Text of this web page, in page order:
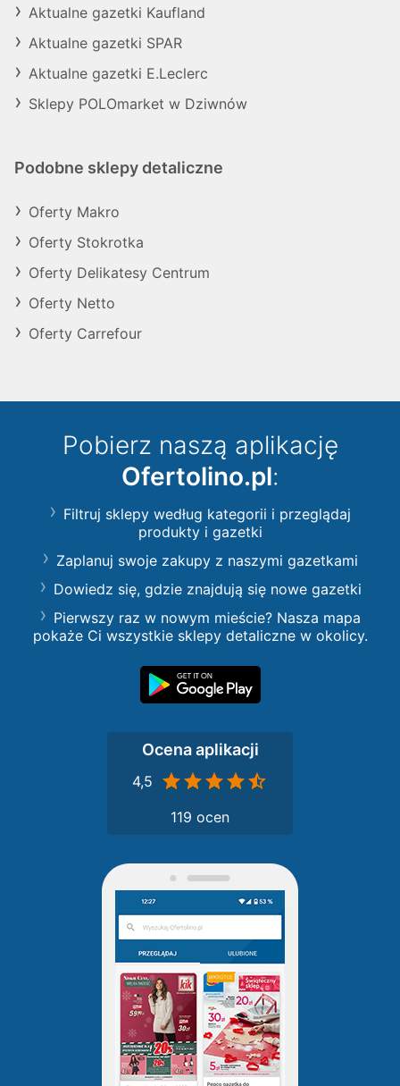
Aktualne gazetki Kaufland
Aktualne gazetki SPAR
Aktualne gazetki E.Leclerc
Sklepy POLOmarket w Dziwnów
Podobne sklepy detaliczne
Oferty Makro
Oferty Stokrotka
Oferty Delikatesy Centrum
Oferty Netto
Oferty Carrefour
Pobierz naszą aplikację
Ofertolino.pl:
Filtruj sklepy według kategorii i przeglądaj
produkty i gazetki
Zaplanuj swoje zakupy z naszymi gazetkami
Dowiedz się, gdzie znajdują się nowe gazetki
Pierwszy raz w nowym mieście? Nasza mapa
pokaże Ci wszystkie sklepy detaliczne w okolicy.
Ocena aplikacji
4,5
119 ocen